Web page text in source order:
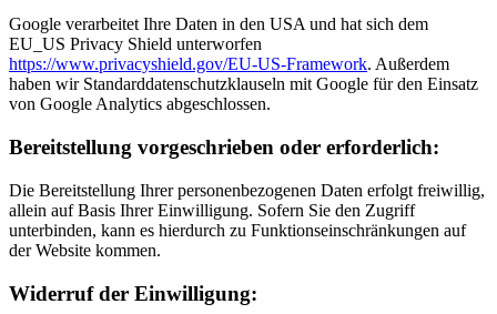
Google verarbeitet Ihre Daten in den USA und hat sich dem
EU_US Privacy Shield unterworfen
https://www.privacyshield.gov/EU-US-Framework. Außerdem
haben wir Standarddatenschutzklauseln mit Google für den Einsatz
von Google Analytics abgeschlossen.
Bereitstellung vorgeschrieben oder erforderlich:
Die Bereitstellung Ihrer personenbezogenen Daten erfolgt freiwillig,
allein auf Basis Ihrer Einwilligung. Sofern Sie den Zugriff
unterbinden, kann es hierdurch zu Funktionseinschränkungen auf
der Website kommen.
Widerruf der Einwilligung: